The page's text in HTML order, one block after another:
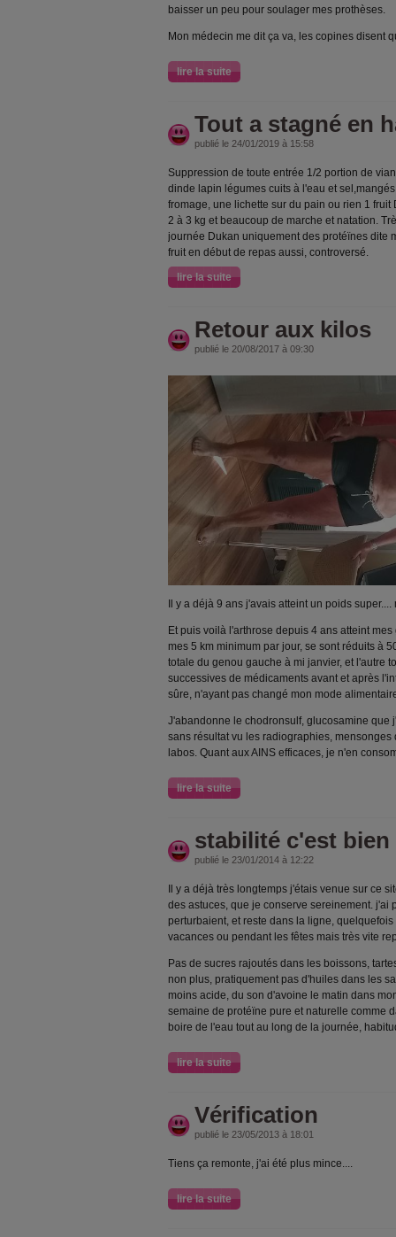
baisser un peu pour soulager mes prothèses.
Mon médecin me dit ça va, les copines disent
lire la suite
Tout a stagné en
publié le 24/01/2019 à 15:58
Suppression de toute entrée 1/2 portion de
dinde lapin légumes cuits à l'eau et
fromage, une lichette sur du pain ou rien 1
2 à 3 kg et beaucoup de marche et natation.
journée Dukan uniquement des protéïnes dite
fruit en début de repas aussi, controversé.
lire la suite
Retour aux kilos
publié le 20/08/2017 à 09:30
Il y a déjà 9 ans j'avais atteint un poids
Et puis voilà l'arthrose depuis 4 ans atteint
mes 5 km minimum par jour, se sont réduits à
totale du genou gauche à mi janvier, et l'autre
successives de médicaments avant et après
sûre, n'ayant pas changé mon mode
J'abandonne le chodronsulf, glucosamine que
sans résultat vu les radiographies,
labos. Quant aux AINS efficaces, je n'en
lire la suite
stabilité c'est bien
publié le 23/01/2014 à 12:22
Il y a déjà très longtemps j'étais venue sur ce
des astuces, que je conserve sereinement. j'ai
perturbaient, et reste dans la ligne,
vacances ou pendant les fêtes mais très vite
Pas de sucres rajoutés dans les boissons,
non plus, pratiquement pas d'huiles dans les
moins acide, du son d'avoine le matin dans
semaine de protéïne pure et naturelle comme
boire de l'eau tout au long de la journée,
lire la suite
Vérification
publié le 23/05/2013 à 18:01
Tiens ça remonte, j'ai été plus mince....
lire la suite